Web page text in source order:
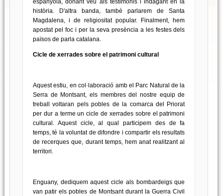
espanyola, donant veu als testimonis i indagant en la
història. D'altra banda, també parlarem de Santa
Magdalena, i de religiositat popular. Finalment, hem
apostat pel foc i per la seva presència a les festes dels
països de parla catalana.
Cicle de xerrades sobre el patrimoni cultural
Aquest estiu, en col·laboració amb el Parc Natural de la
Serra de Montsant, els membres del nostre equip de
treball voltaran pels pobles de la comarca del Priorat
per dur a terme un cicle de xerrades sobre el patrimoni
cultural. Aquest cicle, al qual participem des de fa
temps, té la voluntat de difondre i compartir els resultats
de recerques que, durant temps, hem anat realitzant al
territori.
Enguany, dediquem aquest cicle als bombardeigs que
van patir els pobles de Montsant durant la Guerra Civil